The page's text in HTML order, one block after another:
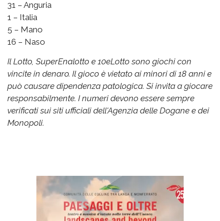
31 – Anguria
1 – Italia
5 – Mano
16 – Naso
Il Lotto, SuperEnalotto e 10eLotto sono giochi con
vincite in denaro. Il gioco è vietato ai minori di 18 anni e
può causare dipendenza patologica. Si invita a giocare
responsabilmente. I numeri devono essere sempre
verificati sui siti ufficiali dell'Agenzia delle Dogane e dei
Monopoli.